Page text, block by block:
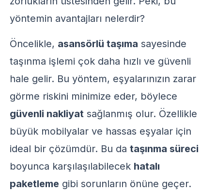
yöntemin avantajları nelerdir?
Öncelikle, asansörlü taşıma sayesinde
taşınma işlemi çok daha hızlı ve güvenli
hale gelir. Bu yöntem, eşyalarınızın zarar
görme riskini minimize eder, böylece
güvenli nakliyat sağlanmış olur. Özellikle
büyük mobilyalar ve hassas eşyalar için
ideal bir çözümdür. Bu da taşınma süreci
boyunca karşılaşılabilecek hatalı
paketleme gibi sorunların önüne geçer.